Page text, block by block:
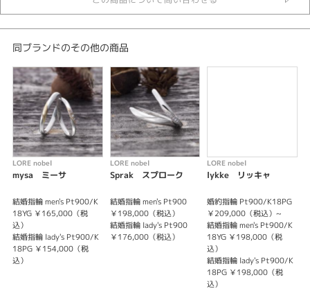
婚約指輪 コンビネーション
婚約指輪 ウェーブ・S字
婚約指輪 サイドメレ
ロアノベル 婚約指輪
デザイン
アンティーク
テイスト
婚約指輪 アンティーク
evigt ヒーエビ
永遠
Our story is…
そしてふたりは結ばれて
同ブランドのその他の商品
LORE nobel
mysa ミーサ
結婚指輪 men's Pt900/K
18YG ￥165,000（税
込）
結婚指輪 lady's Pt900/K
18PG ￥154,000（税
込）
LORE nobel
Sprak スプローク
結婚指輪 men's Pt900
￥198,000（税込）
結婚指輪 lady's Pt900
￥176,000（税込）
LORE nobel
lykke リッキャ
婚約指輪 Pt900/K18PG
￥209,000（税込）~
結婚指輪 men's Pt900/K
18YG ￥198,000（税
込）
結婚指輪 lady's Pt900/K
18PG ￥198,000（税
込）